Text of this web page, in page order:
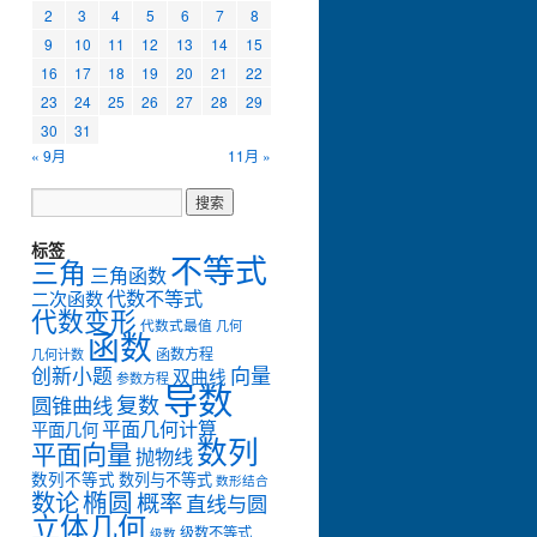
2
3 4 5 6 7
8
9
10 11 12 13 14
15
16
17 18 19 20 21
22
23
24 25 26 27 28
29
30
31
« 9月
11月 »
标签
三角 三角函数不等式
二次函数代数不等式
代数变形 代数式最值 几何
几何计数 函数 函数方程
创新小题 参数方程 双曲线 向量
圆锥曲线复数导数
平面几何平面几何计算
平面向量抛物线数列
数列不等式 数列与不等式 数形结合
数论椭圆 概率直线与圆
立体几何 级数 级数不等式